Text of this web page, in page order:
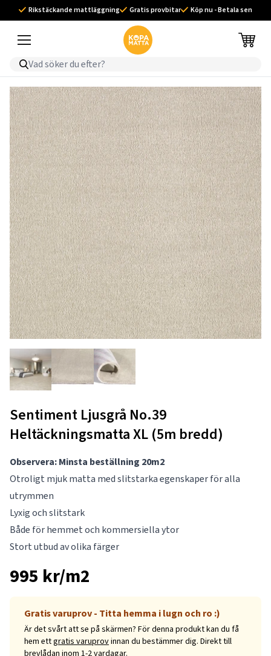
Rikstäckande mattläggning Gratis provbitar Köp nu - Betala sen
Sentiment Ljusgrå No.39
Heltäckningsmatta XL (5m bredd)
Observera: Minsta beställning 20m2
Otroligt mjuk matta med slitstarka egenskaper för alla
utrymmen
Lyxig och slitstark
Både för hemmet och kommersiella ytor
Stort utbud av olika färger
995 kr/m2
Gratis varuprov - Titta hemma i lugn och ro :)
Är det svårt att se på skärmen? För denna produkt kan du få
hem ettgratis varuprovinnan du bestämmer dig. Direkt till
brevlådan inom 1-2 vardagar.